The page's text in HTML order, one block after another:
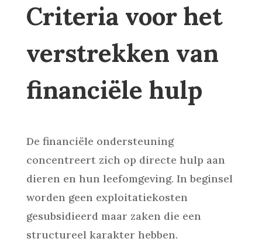
Criteria voor het
verstrekken van
financiële hulp
De financiële ondersteuning
concentreert zich op directe hulp aan
dieren en hun leefomgeving. In beginsel
worden geen exploitatiekosten
gesubsidieerd maar zaken die een
structureel karakter hebben.